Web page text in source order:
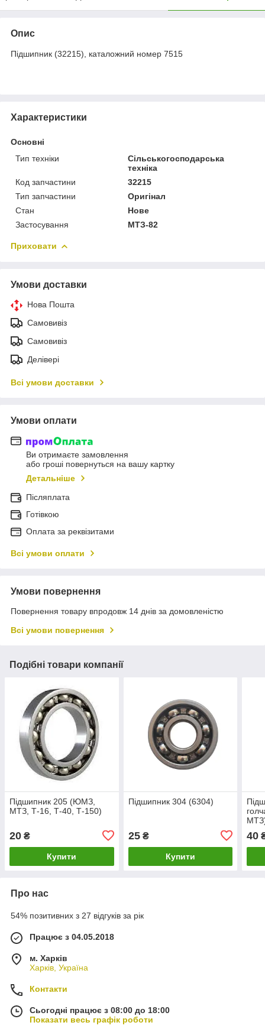
Опис
Підшипник (32215), каталожний номер 7515
Характеристики
Основні
Тип техніки
Сільськогосподарська
техніка
Код запчастини
32215
Тип запчастини
Оригінал
Стан
Нове
Застосування
МТЗ-82
Приховати
Умови доставки
Нова Пошта
Самовивіз
Самовивіз
Делівері
Всі умови доставки
Умови оплати
Ви отримаєте замовлення
або гроші повернуться на вашу картку
Детальніше
Післяплата
Готівкою
Оплата за реквізитами
Всі умови оплати
Умови повернення
Повернення товару впродовж 14 днів за домовленістю
Всі умови повернення
Подібні товари компанії
Підшипник 205 (ЮМЗ,
МТЗ, Т-16, Т-40, Т-150)
20 ₴
Купити
Підшипник 304 (6304)
25₴
Купити
40
Про нас
54% позитивних з 27 відгуків за рік
Працює з 04.05.2018
м. Харків
Харків, Україна
Контакти
Сьогодні працює з 08:00 до 18:00
Показати весь графік роботи